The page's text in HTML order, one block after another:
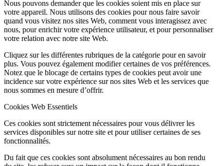
Nous pouvons demander que les cookies soient mis en place sur
votre appareil. Nous utilisons des cookies pour nous faire savoir
quand vous visitez nos sites Web, comment vous interagissez avec
nous, pour enrichir votre expérience utilisateur, et pour personnaliser
votre relation avec notre site Web.
Cliquez sur les différentes rubriques de la catégorie pour en savoir
plus. Vous pouvez également modifier certaines de vos préférences.
Notez que le blocage de certains types de cookies peut avoir une
incidence sur votre expérience sur nos sites Web et les services que
nous sommes en mesure d’offrir.
Cookies Web Essentiels
Ces cookies sont strictement nécessaires pour vous délivrer les
services disponibles sur notre site et pour utiliser certaines de ses
fonctionnalités.
Du fait que ces cookies sont absolument nécessaires au bon rendu